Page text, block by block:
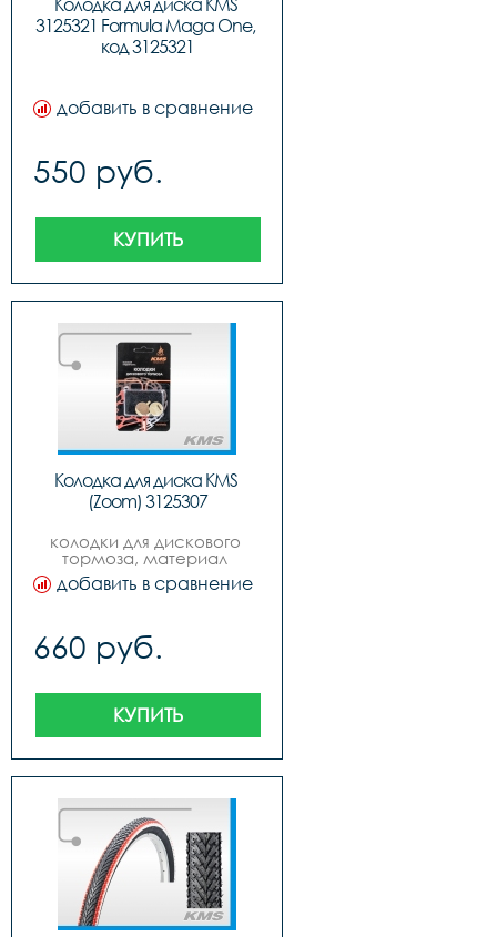
Колодка для диска KMS
3125321 Formula Maga One,
код 3125321
добавить в сравнение
550 руб.
КУПИТЬ
Колодка для диска KMS
(Zoom) 3125307
колодки для дискового
тормоза, материал
синтетика, цвет золотой,
логотип quotkmsquot на
бренд quotkmsquot вид №5
magura clara 2000  louise
добавить в сравнение
660 руб.
КУПИТЬ